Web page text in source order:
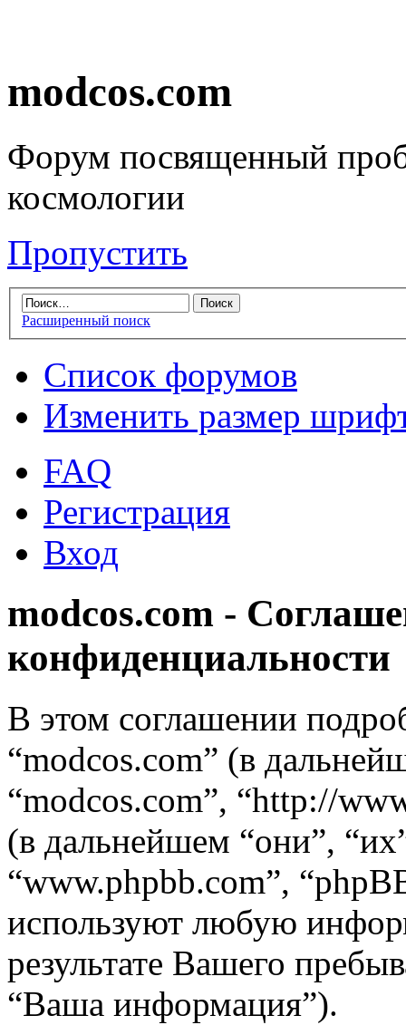
modcos.com
Форум посвященный
космологии
Пропустить
Расширенный поиск
Список форумов
Изменить размер
FAQ
Регистрация
Вход
modcos.com -
конфиденциальности
В этом соглашении
“modcos.com” (в
“modcos.com”, “http://
(в дальнейшем “они”,
“www.phpbb.com”,
используют любую
результате Вашего
“Ваша информация”).